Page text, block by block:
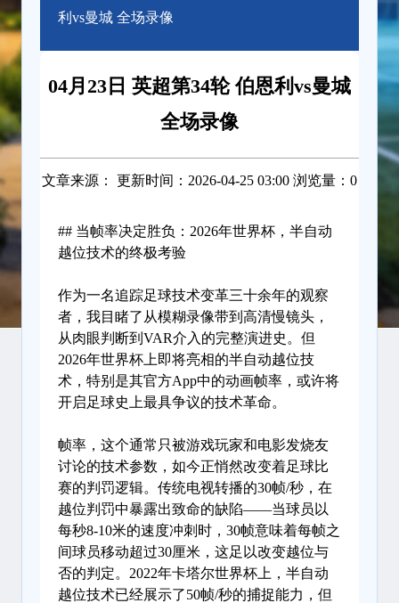
利vs曼城 全场录像
04月23日 英超第34轮 伯恩利vs曼城
全场录像
文章来源： 更新时间：2026-04-25 03:00 浏览量：0
## 当帧率决定胜负：2026年世界杯，半自动
越位技术的终极考验
作为一名追踪足球技术变革三十余年的观察
者，我目睹了从模糊录像带到高清慢镜头，
从肉眼判断到VAR介入的完整演进史。但
2026年世界杯上即将亮相的半自动越位技
术，特别是其官方App中的动画帧率，或许将
开启足球史上最具争议的技术革命。
帧率，这个通常只被游戏玩家和电影发烧友
讨论的技术参数，如今正悄然改变着足球比
赛的判罚逻辑。传统电视转播的30帧/秒，在
越位判罚中暴露出致命的缺陷——当球员以
每秒8-10米的速度冲刺时，30帧意味着每帧之
间球员移动超过30厘米，这足以改变越位与
否的判定。2022年卡塔尔世界杯上，半自动
越位技术已经展示了50帧/秒的捕捉能力，但